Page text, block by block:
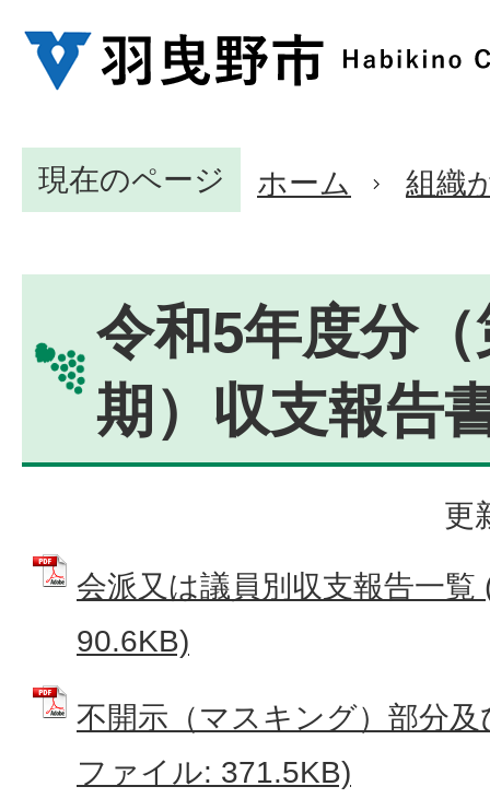
現在のページ ホーム 組織
令和5年度分
期）収支報告
更
会派又は議員別収支報告一覧
90.6KB)
不開示（マスキング）部分
ファイル: 371.5KB)